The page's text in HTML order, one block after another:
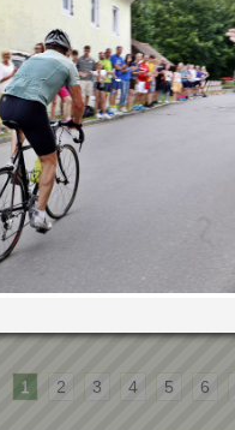
Webseite für Sie
Wenn Sie fortfahren,
von Cookies auf
Cookie-
1 2 3 4 5 6